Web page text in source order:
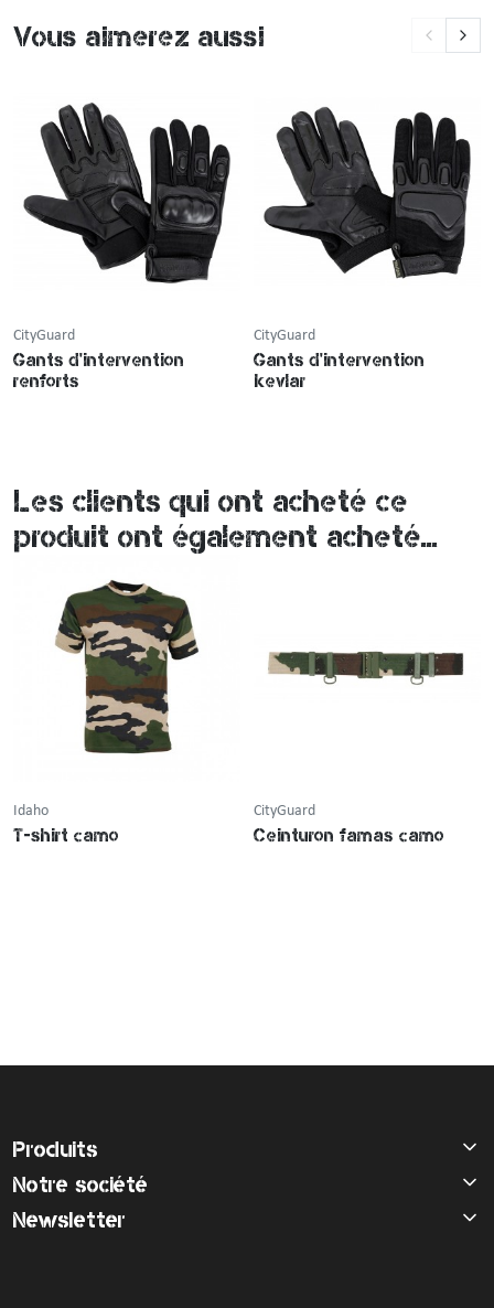
Vous aimerez aussi
CityGuard
Gants d'intervention
renforts
CityGuard
Gants d'intervention
kevlar
Les clients qui ont acheté ce
produit ont également acheté...
Idaho
T-shirt camo
CityGuard
Ceinturon famas camo
Produits
Notre société
Newsletter